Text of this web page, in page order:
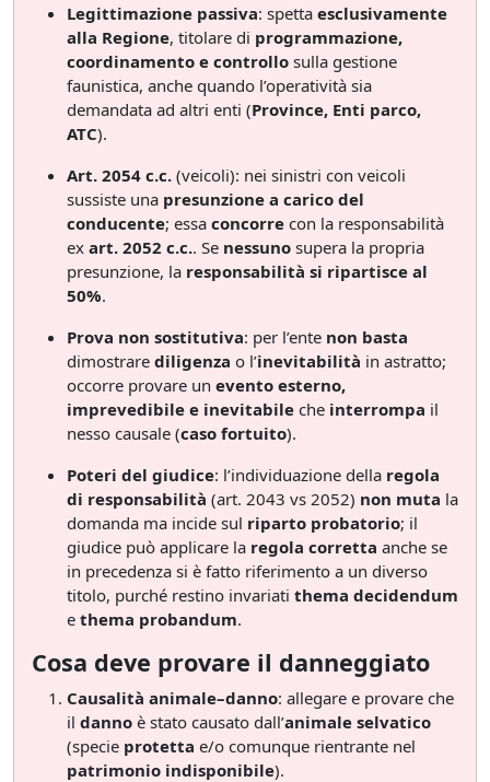
Legittimazione passiva: spetta esclusivamente
alla Regione, titolare di programmazione,
coordinamento e controllo sulla gestione
faunistica, anche quando l’operatività sia
demandata ad altri enti (Province, Enti parco,
ATC).
Art. 2054 c.c. (veicoli): nei sinistri con veicoli
sussiste una presunzione a carico del
conducente; essa concorre con la responsabilità
ex art. 2052 c.c.. Se nessuno supera la propria
presunzione, la responsabilità si ripartisce al
50%.
Prova non sostitutiva: per l’ente non basta
dimostrare diligenza o l’inevitabilità in astratto;
occorre provare un evento esterno,
imprevedibile e inevitabile che interrompa il
nesso causale (caso fortuito).
Poteri del giudice: l’individuazione della regola
di responsabilità (art. 2043 vs 2052) non muta la
domanda ma incide sul riparto probatorio; il
giudice può applicare la regola corretta anche se
in precedenza si è fatto riferimento a un diverso
titolo, purché restino invariati thema decidendum
e thema probandum.
Cosa deve provare il danneggiato
Causalità animale–danno: allegare e provare che
il danno è stato causato dall’animale selvatico
(specie protetta e/o comunque rientrante nel
patrimonio indisponibile).